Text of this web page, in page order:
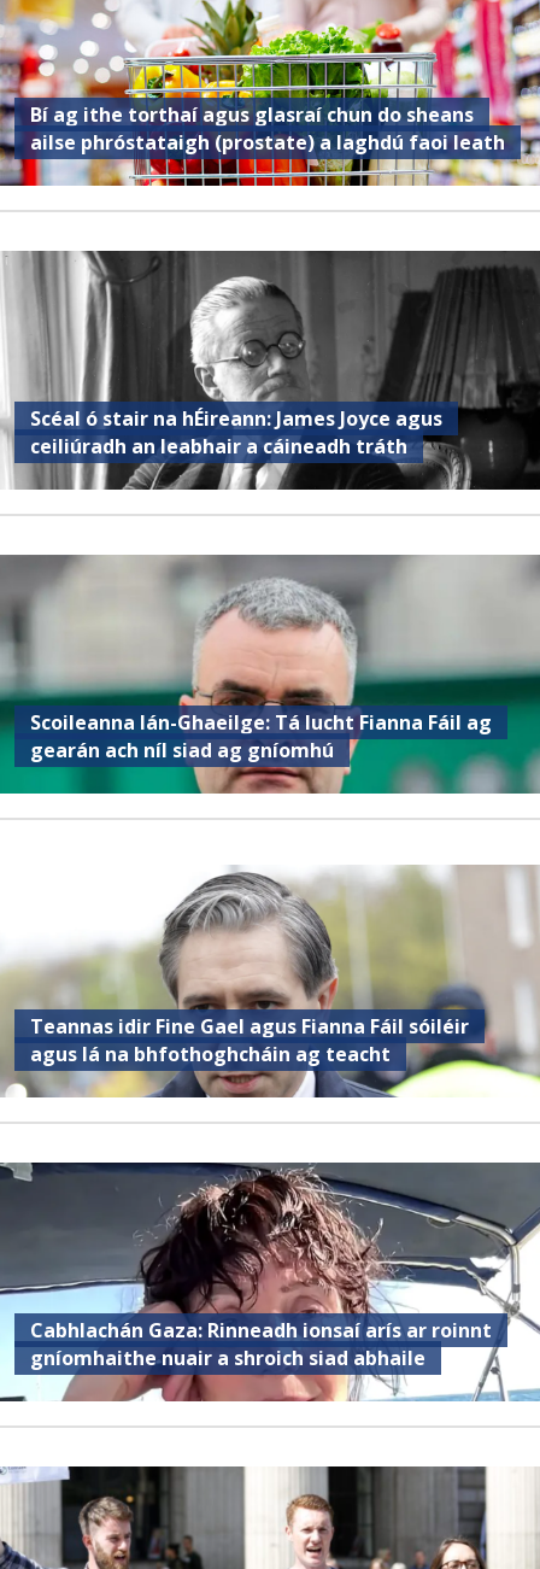
Bí ag ithe torthaí agus glasraí chun do sheans
ailse phróstataigh (prostate) a laghdú faoi leath
Scéal ó stair na hÉireann: James Joyce agus
ceiliúradh an leabhair a cáineadh tráth
Scoileanna lán-Ghaeilge: Tá lucht Fianna Fáil ag
gearán ach níl siad ag gníomhú
Teannas idir Fine Gael agus Fianna Fáil sóiléir
agus lá na bhfothoghcháin ag teacht
Cabhlachán Gaza: Rinneadh ionsaí arís ar roinnt
gníomhaithe nuair a shroich siad abhaile